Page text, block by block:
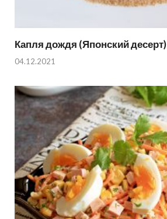
Капля дождя (Японский десерт)
04.12.2021